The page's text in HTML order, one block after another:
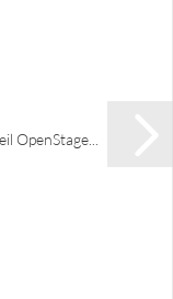
OpenStage...